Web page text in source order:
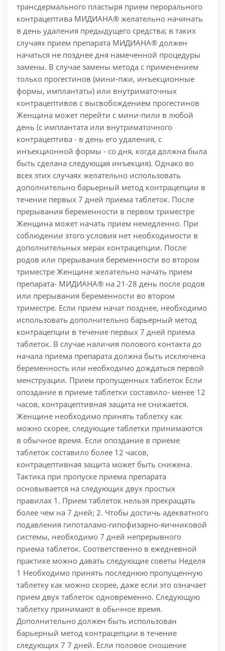
трансдермального пластыря прием перорального
контрацептива МИДИАНА® желательно начинать
в день удаления предыдущего средства; в таких
случаях прием препарата МИДИАНА® должен
начаться не позднее дня намеченной процедуры
замены. В случае замены метода с применением
только прогестинов (мини-пжи, инъекционные
формы, имплантаты) или внутриматочных
контрацептивов с высвобождением прогестинов
Женщина может перейти с мини-пили в любой
день (с имплантата или внутриматочного
контрацептива - в день его удаления, с
инъекционной формы - со дня, когда должна была
быть сделана следующая инъекция). Однако во
всех этих случаях желательно использовать
дополнительно барьерный метод контрацепции в
течение первых 7 дней приема таблеток. После
прерывания беременности в первом триместре
Женщина может начать прием немедленно. При
соблюдении этого условия нет необходимости в
дополнительных мерах контрацепции. После
родов или прерывания беременности во втором
триместре Женщине желательно начать прием
препарата- МИДИАНА® на 21-28 день после родов
или прерывания беременности во втором
триместре. Если прием начат позднее, необходимо
использовать дополнительно барьерный метод
контрацепции в течение первых 7 дней приема
таблеток. В случае наличия полового контакта до
начала приема препарата должна быть исключена
беременность или необходимо дождаться первой
менструации. Прием пропущенных таблеток Если
опоздание в приеме таблетки составило- менее 12
часов, контрацептивная защита не снижается.
Женщине необходимо принять таблетку как
можно скорее, следующие таблетки принимаются
в обычное время. Если опоздание в приеме
таблеток составило более 12 часов,
контрацептивная защита может быть снижена.
Тактика при пропуске приема препарата
основывается на следующих двух простых
правилах 1. Прием таблеток нельзя прекращать
более чем на 7 дней; 2. Чтобы достичь адекватного
подавления гипоталамо-гипофизарно-яичниковой
системы, необходимо 7 дней непрерывного
приема таблеток. Соответственно в ежедневной
практике можно давать следующие советы Неделя
1 Необходимо принять последнюю пропущенную
таблетку как можно скорее, даже если это означает
прием двух таблеток одновременно. Следующую
таблетку принимают в обычное время.
Дополнительно должен быть использован
барьерный метод контрацепции в течение
следующих 7 7 дней. Если половое сношение